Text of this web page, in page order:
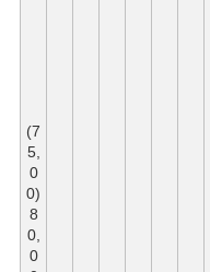
(7
5,
0
0)
8
0,
0